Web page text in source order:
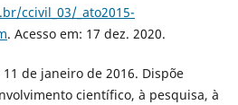
ccivil_03/_ato2015-
. Acesso em: 17 dez. 2020.
11 de janeiro de 2016. Dispõe
científico, à pesquisa, à